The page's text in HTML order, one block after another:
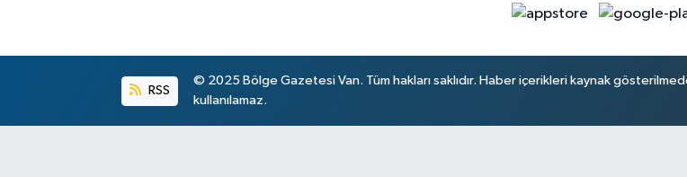
RSS
© 2025 Bölge Gazetesi Van. Tüm hakları saklıdır. Haber içerikleri kaynak
kullanılamaz.